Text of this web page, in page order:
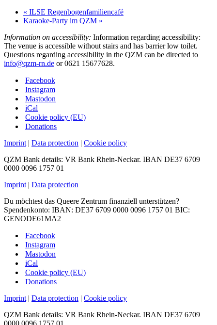
« ILSE Regenbogenfamiliencafé
Karaoke-Party im QZM »
Information on accessibility: Information regarding accessibility:
The venue is accessible without stairs and has barrier low toilet.
Questions regarding accessibility in the QZM can be directed to
info@qzm-rn.de or 0621 15677628.
Facebook
Instagram
Mastodon
iCal
Cookie policy (EU)
Donations
Imprint | Data protection | Cookie policy
QZM Bank details: VR Bank Rhein-Neckar. IBAN DE37 6709
0000 0096 1757 01
Imprint | Data protection
Du möchtest das Queere Zentrum finanziell unterstützen?
Spendenkonto: IBAN: DE37 6709 0000 0096 1757 01 BIC:
GENODE61MA2
Facebook
Instagram
Mastodon
iCal
Cookie policy (EU)
Donations
Imprint | Data protection | Cookie policy
QZM Bank details: VR Bank Rhein-Neckar. IBAN DE37 6709